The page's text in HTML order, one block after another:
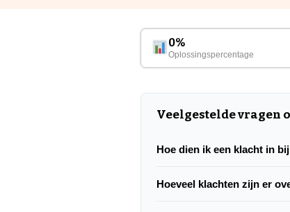
0%
Oplossingspercentage
Veelgestelde vragen
Hoe dien ik een klacht in
Hoeveel klachten zijn er